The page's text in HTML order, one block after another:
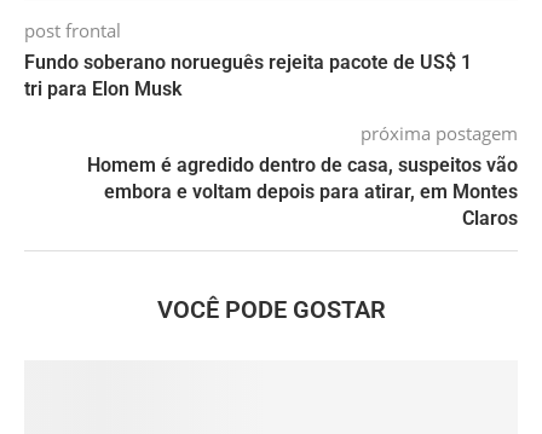
post frontal
Fundo soberano norueguês rejeita pacote de US$ 1
tri para Elon Musk
próxima postagem
Homem é agredido dentro de casa, suspeitos vão
embora e voltam depois para atirar, em Montes
Claros
VOCÊ PODE GOSTAR